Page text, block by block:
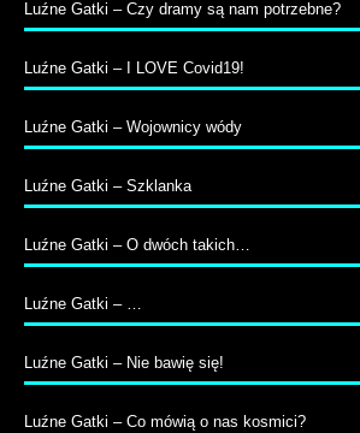
Luźne Gatki – Czy dramy są nam potrzebne?
Luźne Gatki – I LOVE Covid19!
Luźne Gatki – Wojownicy wódy
Luźne Gatki – Szklanka
Luźne Gatki – O dwóch takich…
Luźne Gatki – …
Luźne Gatki – Nie bawię się!
Luźne Gatki – Co mówią o nas kosmici?